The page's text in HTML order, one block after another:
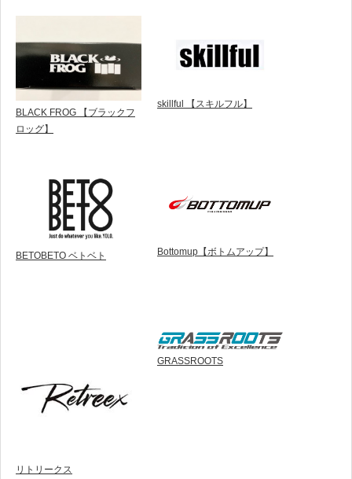
BLACK FROG 【ブラックフ
ロッグ】
skillful 【スキルフル】
BETOBETO ベトベト Bottomup【ボトムアップ】
リトリークス
GRASSROOTS